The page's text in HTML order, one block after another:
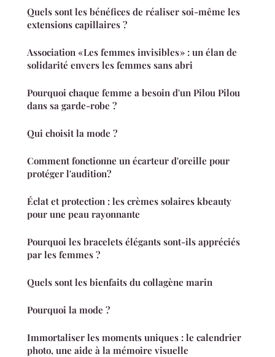
Quels sont les bénéfices de réaliser soi-même les
extensions capillaires ?
Association « Les femmes invisibles » : un élan de
solidarité envers les femmes sans abri
Pourquoi chaque femme a besoin d'un Pilou Pilou
dans sa garde-robe ?
Qui choisit la mode ?
Comment fonctionne un écarteur d'oreille pour
protéger l'audition?
Éclat et protection : les crèmes solaires kbeauty
pour une peau rayonnante
Pourquoi les bracelets élégants sont-ils appréciés
par les femmes ?
Quels sont les bienfaits du collagène marin
Pourquoi la mode ?
Immortaliser les moments uniques : le calendrier
photo, une aide à la mémoire visuelle